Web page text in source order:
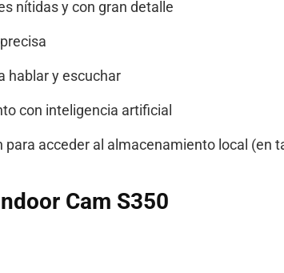
nítidas y con gran detalle
hablar y escuchar
con inteligencia artificial
para acceder al almacenamiento local (en
Cam S350